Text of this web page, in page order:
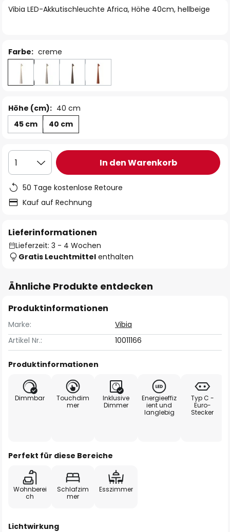
springen
Vibia LED-Akkutischleuchte Africa, Höhe 40cm, hellbeige
Farbe: creme
Höhe (cm): 40 cm
45 cm
40 cm
1 In den Warenkorb
50 Tage kostenlose Retoure
Kauf auf Rechnung
Lieferinformationen
Lieferzeit: 3 - 4 Wochen
Gratis Leuchtmittel enthalten
Ähnliche Produkte entdecken
Produktinformationen
Marke:
Vibia
Artikel Nr.:
10011166
Produktinformationen
Dimmbar
Touchdim
mer
Inklusive
Dimmer
Energieeffiz
ient und
langlebig
Typ C -
Euro-
Stecker
Perfekt für diese Bereiche
Wohnberei
ch
Schlafzim
mer
Esszimmer
Lichtwirkung